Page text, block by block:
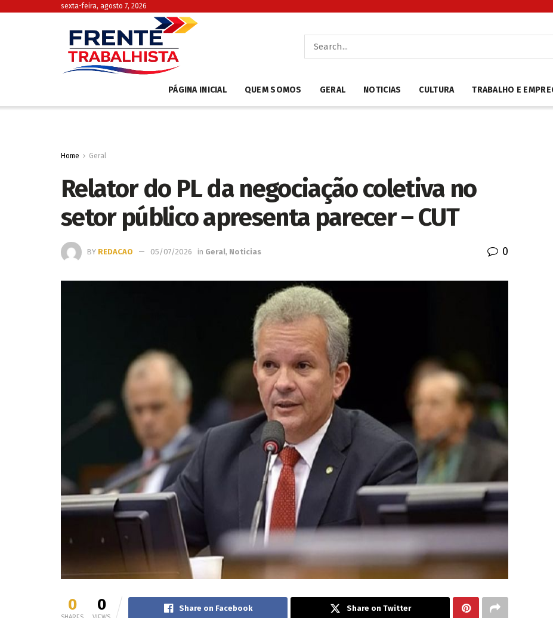
sexta-feira, agosto 7, 2026
PÁGINA INICIAL QUEM SOMOS GERAL NOTICIAS CULTURA TRABALHO E
Home Geral
Relator do PL da negociação coletiva no
setor público apresenta parecer – CUT
BY REDACAO 05/07/2026 in Geral, Noticias 0
0 0 Share on Facebook Share on Twitter